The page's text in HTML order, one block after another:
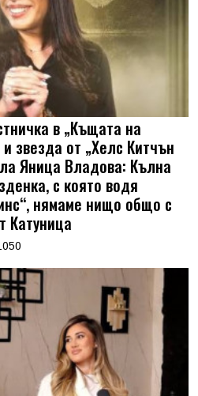
в „Къщата на
звезда от „Хелс Китчън
Яница Владова: Кълна
с която водя
нямаме нищо общо с
Катуница